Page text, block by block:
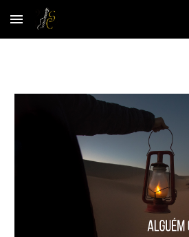
Skip to main content